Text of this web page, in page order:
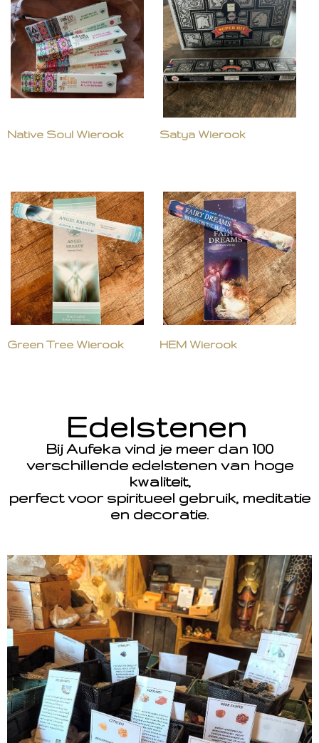
Native Soul Wierook Satya Wierook
Green Tree Wierook HEM Wierook
Edelstenen
Bij Aufeka vind je meer dan 100
verschillende edelstenen van hoge
kwaliteit,
perfect voor spiritueel gebruik, meditatie
en decoratie.